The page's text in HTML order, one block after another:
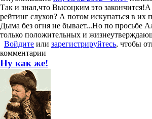
Так и знал,что Высоцким это закончится!А
рейтинг слухов? А потом искупаться в их
Дыма без огня не бывает...Но по просьбе
только положительных и
Войдите или зарегистрируйтесь, чтобы
комментарии
Ну как же!